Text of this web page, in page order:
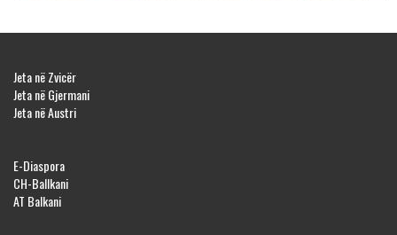
Jeta në Zvicër
Jeta në Gjermani
Jeta në Austri
E-Diaspora
CH-Ballkani
AT Balkani